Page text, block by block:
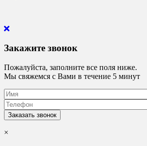
Закажите звонок
Пожалуйста, заполните все поля ниже.
Мы свяжемся с Вами в течение 5 минут
×